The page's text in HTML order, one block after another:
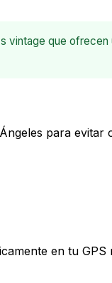
vintage que
para evitar
en tu